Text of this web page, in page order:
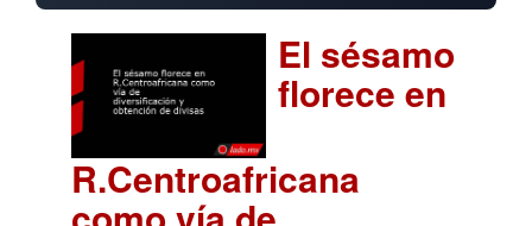
El sésamo
florece en
R.Centroafricana